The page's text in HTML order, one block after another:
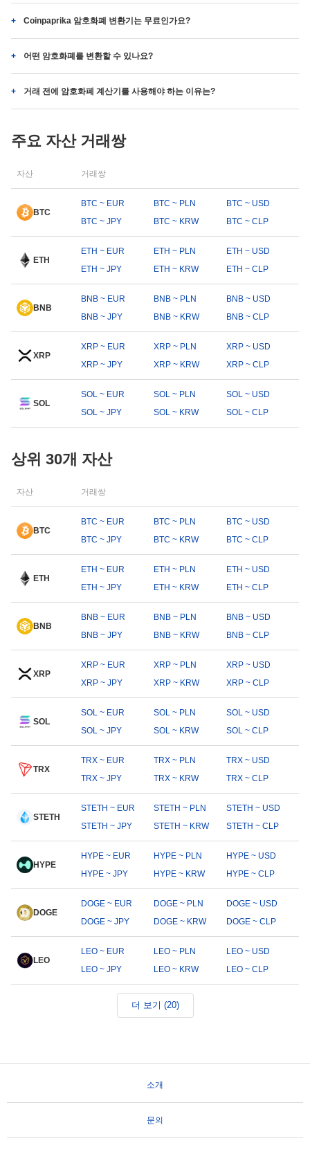
Coinpaprika 암호화폐 변환기는 무료인가요?
어떤 암호화폐를 변환할 수 있나요?
거래 전에 암호화폐 계산기를 사용해야 하는 이유는?
주요 자산 거래쌍
자산 거래쌍
BTC
BTC ~ EUR BTC ~ PLN
BTC ~ USD
BTC ~ JPY
BTC ~ KRW BTC ~ CLP
ETH
ETH ~ EUR ETH ~ PLN
ETH ~ USD
ETH ~ JPY
ETH ~ KRW ETH ~ CLP
BNB
BNB ~ EUR BNB ~ PLN
BNB ~ USD
BNB ~ JPY
BNB ~ KRW BNB ~ CLP
XRP
XRP ~ EUR XRP ~ PLN
XRP ~ USD
XRP ~ JPY
XRP ~ KRW XRP ~ CLP
SOL
SOL ~ EUR SOL ~ PLN
SOL ~ USD
SOL ~ JPY
SOL ~ KRW SOL ~ CLP
상위 30개 자산
자산 거래쌍
BTC
BTC ~ EUR BTC ~ PLN
BTC ~ USD
BTC ~ JPY
BTC ~ KRW BTC ~ CLP
ETH
ETH ~ EUR ETH ~ PLN
ETH ~ USD
ETH ~ JPY
ETH ~ KRW ETH ~ CLP
BNB
BNB ~ EUR BNB ~ PLN
BNB ~ USD
BNB ~ JPY
BNB ~ KRW BNB ~ CLP
XRP
XRP ~ EUR XRP ~ PLN
XRP ~ USD
XRP ~ JPY
XRP ~ KRW XRP ~ CLP
SOL
SOL ~ EUR SOL ~ PLN
SOL ~ USD
SOL ~ JPY
SOL ~ KRW SOL ~ CLP
TRX
TRX ~ EUR TRX ~ PLN
TRX ~ USD
TRX ~ JPY
TRX ~ KRW TRX ~ CLP
STETH
STETH ~ EUR STETH ~ PLN
STETH ~ USD
STETH ~ JPY
STETH ~ KRW STETH ~ CLP
HYPE
HYPE ~ EUR HYPE ~ PLN
HYPE ~ USD
HYPE ~ JPY
HYPE ~ KRW HYPE ~ CLP
DOGE
DOGE ~ EUR DOGE ~ PLN
DOGE ~ USD
DOGE ~ JPY
DOGE ~ KRW DOGE ~ CLP
LEO
LEO ~ EUR LEO ~ PLN
LEO ~ USD
LEO ~ JPY
LEO ~ KRW LEO ~ CLP
더 보기 (20)
소개
문의